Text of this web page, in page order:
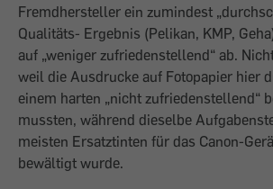
Fremdhersteller ein zumindest
Qualitäts- Ergebnis (Pelikan, KMP,
auf „weniger zufriedenstellend“ ab.
weil die Ausdrucke auf Fotopapier hier
einem harten „nicht zufriedenstellend“
mussten, während dieselbe
meisten Ersatztinten für das Canon-
bewältigt wurde.